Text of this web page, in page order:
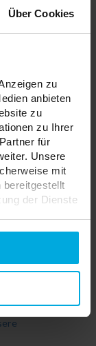
Über Cookies
zu
anbieten
zu
zu Ihrer
für
Unsere
mit
bereitgestellt
der Dienste
und
an
Ende
eine
hohe
ihrer
aus und
als auch
2024